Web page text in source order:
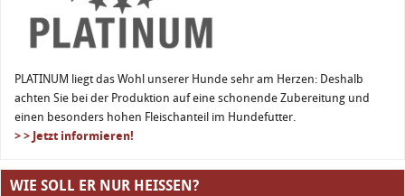
PLATINUM liegt das Wohl unserer Hunde sehr am Herzen: Deshalb
achten Sie bei der Produktion auf eine schonende Zubereitung und
einen besonders hohen Fleischanteil im Hundefutter.
> > Jetzt informieren!
WIE SOLL ER NUR HEISSEN?